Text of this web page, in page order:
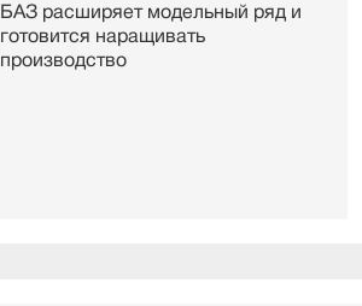
БАЗ расширяет модельный ряд и
готовится наращивать
производство